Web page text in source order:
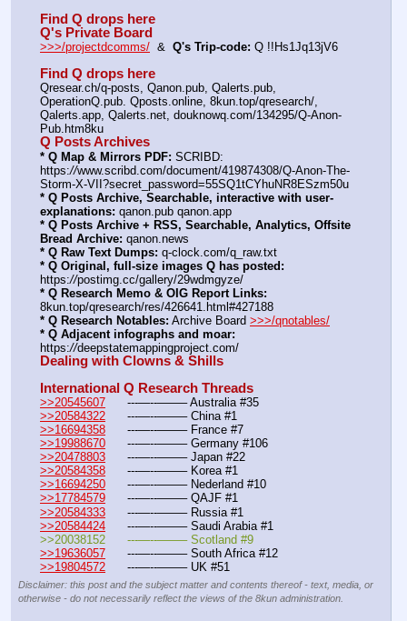
Find Q drops here
Q's Private Board
>>>/projectdcomms/
  &
Q's Trip-code: Q !!Hs1Jq13jV6
Find Q drops here
Qresear.ch/q-posts, Qanon.pub, Qalerts.pub,
OperationQ.pub. Qposts.online, 8kun.top/qresearch/,
Qalerts.app, Qalerts.net, douknowq.com/134295/Q-Anon-
Pub.htm8ku
Q Posts Archives
* Q Map & Mirrors PDF: SCRIBD:
https://www.scribd.com/document/419874308/Q-Anon-The-
Storm-X-VII?secret_password=55SQ1tCYhuNR8ESzm50u
* Q Posts Archive, Searchable, interactive with user-
explanations: qanon.pub qanon.app
* Q Posts Archive + RSS, Searchable, Analytics, Offsite
Bread Archive: qanon.news
* Q Raw Text Dumps: q-clock.com/q_raw.txt
* Q Original, full-size images Q has posted:
https://postimg.cc/gallery/29wdmgyze/
* Q Research Memo & OIG Report Links:
8kun.top/qresearch/res/426641.html#427188
* Q Research Notables: Archive Board >>>/qnotables/
* Q Adjacent infographs and moar:
https://deepstatemappingproject.com/
Dealing with Clowns & Shills
International Q Research Threads
>>20545607
	---—--——– Australia #35
>>20584322
	---—--——– China #1
>>16694358
	---—--——– France #7
>>19988670
	---—--——– Germany #106
>>20478803
	---—--——– Japan #22
>>20584358
	---—--——– Korea #1
>>16694250
	---—--——– Nederland #10
>>17784579
	---—--——– QAJF #1
>>20584333
	---—--——– Russia #1
>>20584424
	---—--——– Saudi Arabia #1
>>20038152	---—--——– Scotland #9
>>19636057
	---—--——– South Africa #12
>>19804572
	---—--——– UK #51
Disclaimer: this post and the subject matter and contents thereof - text, media, or
otherwise - do not necessarily reflect the views of the 8kun administration.